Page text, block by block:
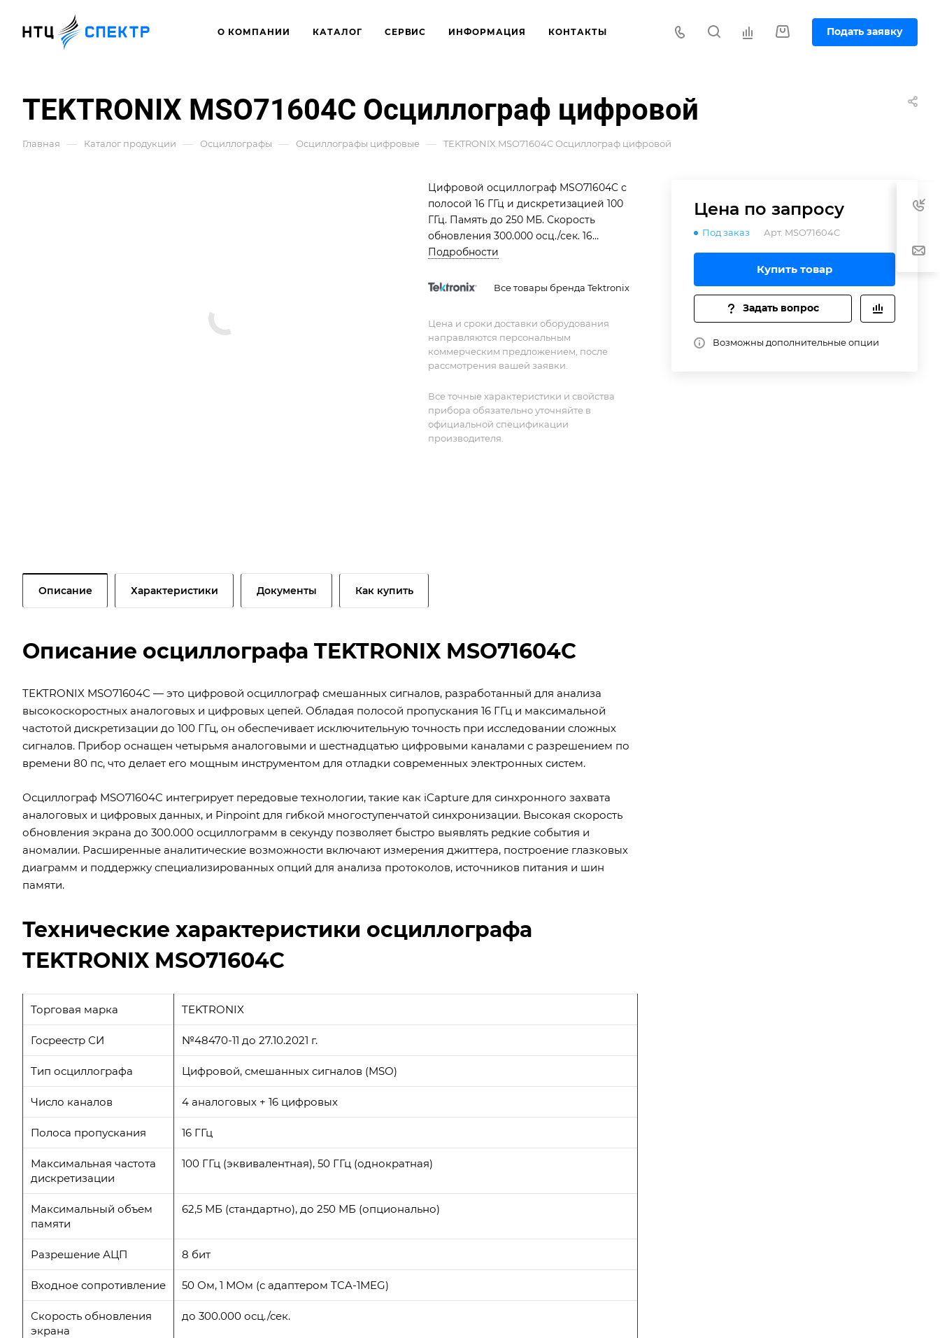
О КОМПАНИИ КАТАЛОГ СЕРВИС ИНФОРМАЦИЯ КОНТАКТЫ Подать заявку
TEKTRONIX MSO71604C Осциллограф цифровой
Главная — Каталог продукции — Осциллографы — Осциллографы цифровые — TEKTRONIX MSO71604C Осциллограф цифровой
Цена по запросу
Под заказ Арт. MSO71604C
Купить товар
Задать вопрос
Возможны дополнительные опции
Цифровой осциллограф MSO71604C с
полосой 16 ГГц и дискретизацией 100
ГГц. Память до 250 МБ. Скорость
обновления 300.000 осц./сек. 16
логических каналов. Сенсорный
GPIB.
Подробности
Все товары бренда Tektronix
Цена и сроки доставки оборудования
направляются персональным
коммерческим предложением, после
рассмотрения вашей заявки.
Все точные характеристики и свойства
прибора обязательно уточняйте в
официальной спецификации
производителя.
Описание Характеристики Документы Как купить
Описание осциллографа TEKTRONIX MSO71604C
TEKTRONIX MSO71604C — это цифровой осциллограф смешанных сигналов, разработанный для анализа
высокоскоростных аналоговых и цифровых цепей. Обладая полосой пропускания 16 ГГц и максимальной
частотой дискретизации до 100 ГГц, он обеспечивает исключительную точность при исследовании сложных
сигналов. Прибор оснащен четырьмя аналоговыми и шестнадцатью цифровыми каналами с разрешением по
времени 80 пс, что делает его мощным инструментом для отладки современных электронных систем.
Осциллограф MSO71604C интегрирует передовые технологии, такие как iCapture для синхронного захвата
аналоговых и цифровых данных, и Pinpoint для гибкой многоступенчатой синхронизации. Высокая скорость
обновления экрана до 300.000 осциллограмм в секунду позволяет быстро выявлять редкие события и
аномалии. Расширенные аналитические возможности включают измерения джиттера, построение глазковых
диаграмм и поддержку специализированных опций для анализа протоколов, источников питания и шин
памяти.
Технические характеристики осциллографа
TEKTRONIX MSO71604C
Торговая марка TEKTRONIX
Госреестр СИ №48470-11 до 27.10.2021 г.
Тип осциллографа Цифровой, смешанных сигналов (MSO)
Число каналов 4 аналоговых + 16 цифровых
Полоса пропускания 16 ГГц
Максимальная частота
дискретизации
100 ГГц (эквивалентная), 50 ГГц (однократная)
Максимальный объем
памяти
62,5 МБ (стандартно), до 250 МБ (опционально)
Разрешение АЦП 8 бит
Входное сопротивление 50 Ом, 1 МОм (с адаптером TCA-1MEG)
Скорость обновления
экрана
до 300.000 осц./сек.